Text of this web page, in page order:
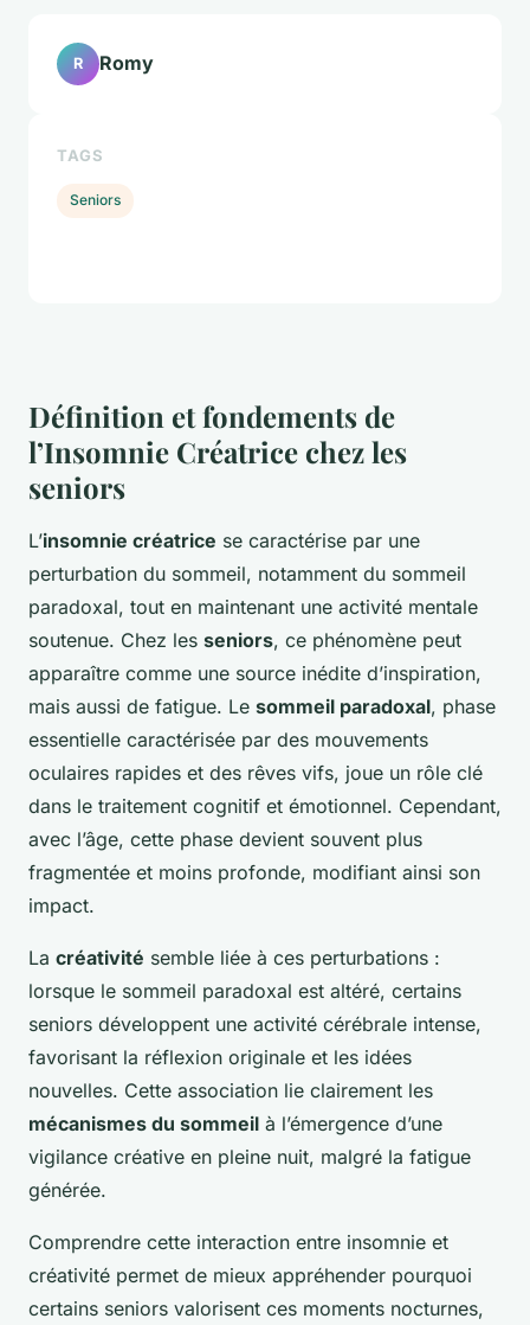
Définition et fondements de
l’Insomnie Créatrice chez les
seniors
L’insomnie créatrice se caractérise par une
perturbation du sommeil, notamment du sommeil
paradoxal, tout en maintenant une activité mentale
soutenue. Chez les seniors, ce phénomène peut
apparaître comme une source inédite d’inspiration,
mais aussi de fatigue. Le sommeil paradoxal, phase
essentielle caractérisée par des mouvements
oculaires rapides et des rêves vifs, joue un rôle clé
dans le traitement cognitif et émotionnel. Cependant,
avec l’âge, cette phase devient souvent plus
fragmentée et moins profonde, modifiant ainsi son
impact.
La créativité semble liée à ces perturbations :
lorsque le sommeil paradoxal est altéré, certains
seniors développent une activité cérébrale intense,
favorisant la réflexion originale et les idées
nouvelles. Cette association lie clairement les
mécanismes du sommeil à l’émergence d’une
vigilance créative en pleine nuit, malgré la fatigue
générée.
Comprendre cette interaction entre insomnie et
créativité permet de mieux appréhender pourquoi
certains seniors valorisent ces moments nocturnes,
R Romy
TAGS
Seniors